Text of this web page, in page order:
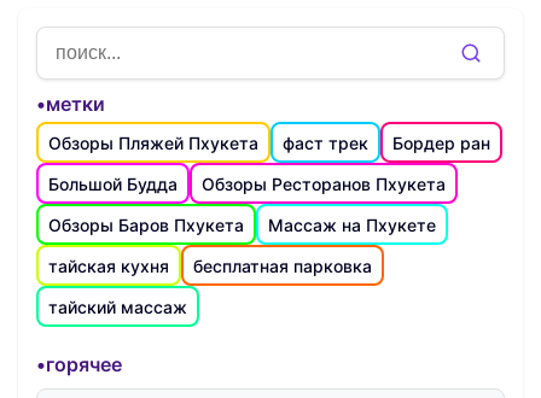
•метки
Обзоры Пляжей Пхукета фаст трек
Бордер ран
Большой Будда
Обзоры Ресторанов Пхукета
Обзоры Баров Пхукета
Массаж на Пхукете
тайская кухня
бесплатная парковка
тайский массаж
•горячее